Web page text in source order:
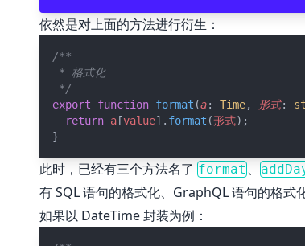
依然是对上面的方法进行衍生：
/**
* 格式化
*/
export
function format (a: Time, 形式:
return a[value]. format (形式);
}
此时，已经有三个方法名了 format、
有 SQL 语句的格式化、GraphQL 语句的格式
如果以 DateTime 封装为例：